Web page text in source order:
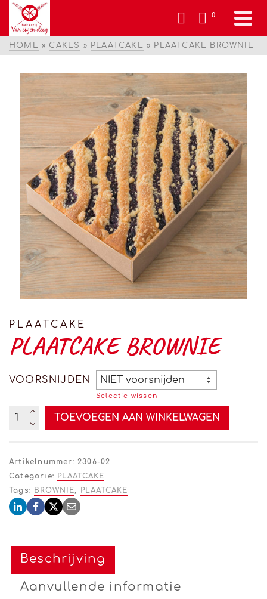
0
HOME » CAKES » PLAATCAKE » PLAATCAKE BROWNIE
PLAATCAKE
PLAATCAKE BROWNIE
VOORSNIJDEN
Selectie wissen
Plaatcake
Brownie
TOEVOEGEN AAN WINKELWAGEN
Artikelnummer: 2306-02
Categorie: PLAATCAKE
Tags: BROWNIE, PLAATCAKE
Beschrijving
Aanvullende informatie